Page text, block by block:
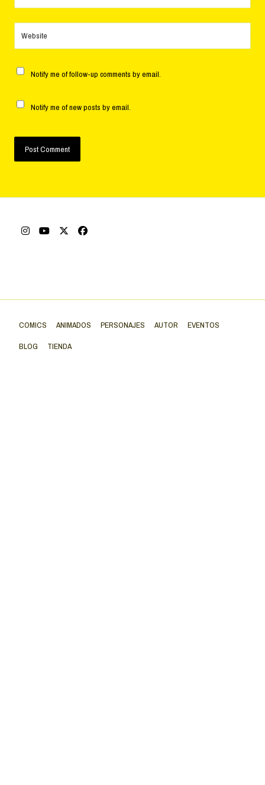
Website
Notify me of follow-up comments by email.
Notify me of new posts by email.
COMICS ANIMADOS PERSONAJES AUTOR
EVENTOS
BLOG
TIENDA